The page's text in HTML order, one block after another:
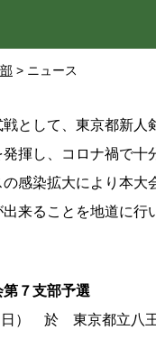
> ニュース
として、東京都新人
揮し、コロナ禍で十
感染拡大により本大
来ることを地道に
７支部予選
日） 於 東京都立八